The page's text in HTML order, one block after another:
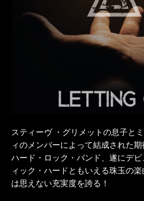
スティーヴ ・グリメットの息子と
ィのメンバーによって結成された
ハード・ロック・バンド、遂にデ
ィック・ハードともいえる珠玉の
は思えない充実度を誇る！